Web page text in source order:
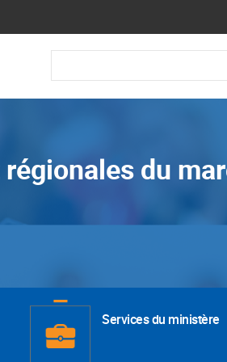
du
Services du ministère